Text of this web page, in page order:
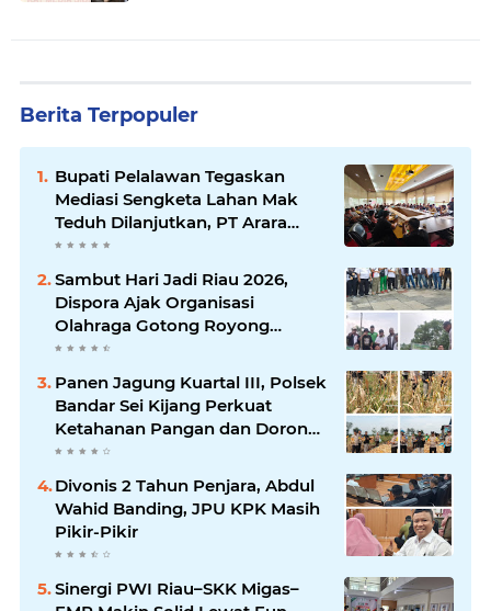
Berita Terpopuler
Bupati Pelalawan Tegaskan
Mediasi Sengketa Lahan Mak
Teduh Dilanjutkan, PT Arara
Abadi Diminta Hadir pada
Pertemuan Berikutnya
Sambut Hari Jadi Riau 2026,
Dispora Ajak Organisasi
Olahraga Gotong Royong
Percantik Stadion Utama Riau
Panen Jagung Kuartal III, Polsek
Bandar Sei Kijang Perkuat
Ketahanan Pangan dan Dorong
Produktivitas Petani
Divonis 2 Tahun Penjara, Abdul
Wahid Banding, JPU KPK Masih
Pikir-Pikir
Sinergi PWI Riau–SKK Migas–